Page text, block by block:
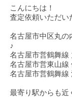
こんにちは！
査定依頼いただい
名古屋市中区丸の
♪
名古屋市営鶴舞線
名古屋市営東山線
名古屋市営鶴舞線
最寄り駅からも近